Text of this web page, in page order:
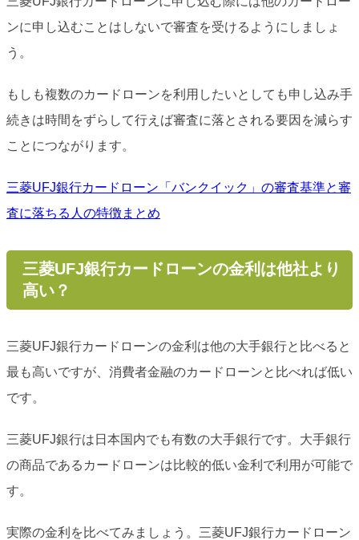
ンに申し込むことはしないで審査を受けるようにしましょ
う。
もしも複数のカードローンを利用したいとしても申し込み手
続きは時間をずらして行えば審査に落とされる要因を減らす
ことにつながります。
三菱UFJ銀行カードローン「バンクイック」の審査基準と審
査に落ちる人の特徴まとめ
三菱UFJ銀行カードローンの金利は他社より
高い？
三菱UFJ銀行カードローンの金利は他の大手銀行と比べると
最も高いですが、消費者金融のカードローンと比べれば低い
です。
三菱UFJ銀行は日本国内でも有数の大手銀行です。大手銀行
の商品であるカードローンは比較的低い金利で利用が可能で
す。
実際の金利を比べてみましょう。三菱UFJ銀行カードローン